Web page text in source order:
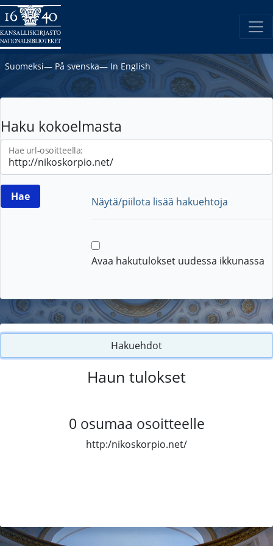
Suomeksi― På svenska― In English
Haku kokoelmasta
Hae url-osoitteella:
Näytä/piilota lisää hakuehtoja
Avaa hakutulokset uudessa ikkunassa
Hakuehdot
Haun tulokset
0 osumaa osoitteelle
http:/nikoskorpio.net/